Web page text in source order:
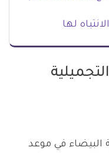
لها
البيضاء في موعد